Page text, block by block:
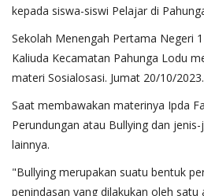
kepada siswa-siswi Pelajar di
Sekolah Menengah Pertama Negeri
Kaliuda Kecamatan Pahunga Lodu
materi Sosialosasi. Jumat 20/10/2023.
Saat membawakan materinya Ipda
Perundungan atau Bullying dan
lainnya.
"Bullying merupakan suatu bentuk
penindasan yang dilakukan oleh